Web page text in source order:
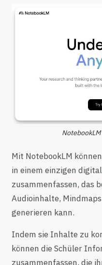
Mit NotebookLM
in einem einzigen
zusammenfassen, das
Audioinhalte,
generieren kann.
Indem sie Inhalte zu
können die Schüler
zusammenfassen, die